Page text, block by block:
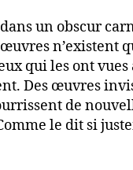
un obscur
n’existent
qui les ont vues
Des œuvres
de
le dit si